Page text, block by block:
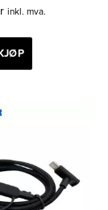
inkl. mva.